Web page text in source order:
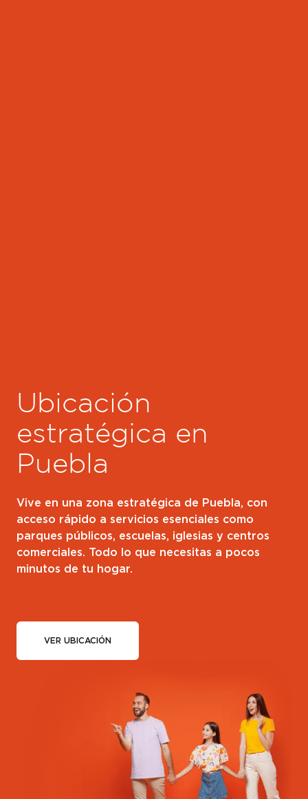
Ubicación
estratégica en
Puebla
Vive en una zona estratégica de Puebla, con
acceso rápido a servicios esenciales como
parques públicos, escuelas, iglesias y centros
comerciales. Todo lo que necesitas a pocos
minutos de tu hogar.
VER UBICACIÓN